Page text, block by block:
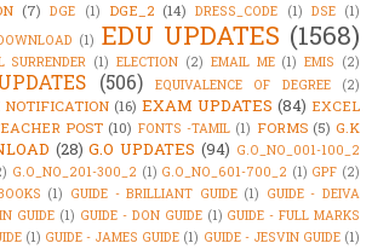
(7) DGE (1) DGE_2 (14) DRESS_CODE (1) DSE (1)
(1) EDU UPDATES (1568)
SURRENDER (1) ELECTION (2) EMAIL ME (1) EMIS (2)
(506) EQUIVALENCE OF DEGREE (2)
(16) EXAM UPDATES (84) EXCEL
POST (10) FONTS -TAMIL (1) FORMS (5) G.K
(28) G.O UPDATES (94) G.O_NO_001-100_2
G.O_NO_201-300_2 (1) G.O_NO_601-700_2 (1) GPF (2)
(1) GUIDE - BRILLIANT GUIDE (1) GUIDE - DEIVA
GUIDE (1) GUIDE - DON GUIDE (1) GUIDE - FULL MARKS
(1) GUIDE - JAMES GUIDE (1) GUIDE - JESVIN GUIDE (1)